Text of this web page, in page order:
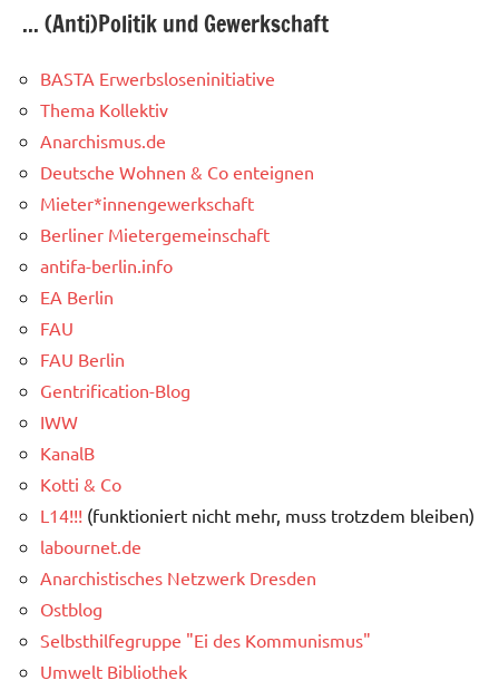
... (Anti)Politik und Gewerkschaft
BASTA Erwerbsloseninitiative
Thema Kollektiv
Anarchismus.de
Deutsche Wohnen & Co enteignen
Mieter*innengewerkschaft
Berliner Mietergemeinschaft
antifa-berlin.info
EA Berlin
FAU
FAU Berlin
Gentrification-Blog
IWW
KanalB
Kotti & Co
L14!!! (funktioniert nicht mehr, muss trotzdem bleiben)
labournet.de
Anarchistisches Netzwerk Dresden
Ostblog
Selbsthilfegruppe "Ei des Kommunismus"
Umwelt Bibliothek